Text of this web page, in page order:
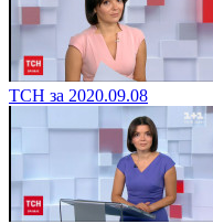
ТСН за 2020.09.08